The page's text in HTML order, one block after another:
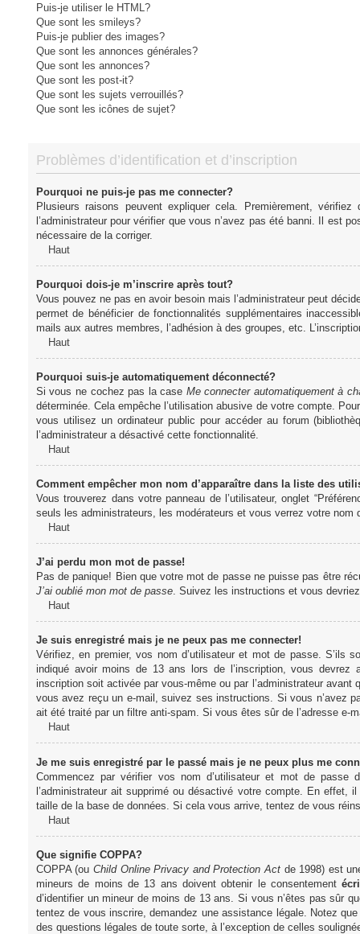
Puis-je utiliser le HTML?
Que sont les smileys?
Puis-je publier des images?
Que sont les annonces générales?
Que sont les annonces?
Que sont les post-it?
Que sont les sujets verrouillés?
Que sont les icônes de sujet?
Problèmes d’identification et d’inscription
Pourquoi ne puis-je pas me connecter?
Plusieurs raisons peuvent expliquer cela. Premièrement,
l’administrateur pour vérifier que vous n’avez pas été banni. Il est
nécessaire de la corriger.
Haut
Pourquoi dois-je m’inscrire après tout?
Vous pouvez ne pas en avoir besoin mais l’administrateur peut
permet de bénéficier de fonctionnalités supplémentaires
mails aux autres membres, l’adhésion à des groupes, etc.
Haut
Pourquoi suis-je automatiquement déconnecté?
Si vous ne cochez pas la case Me connecter automatiquement à
déterminée. Cela empêche l’utilisation abusive de votre compte.
vous utilisez un ordinateur public pour accéder au forum
l’administrateur a désactivé cette fonctionnalité.
Haut
Comment empêcher mon nom d’apparaître dans la liste des
Vous trouverez dans votre panneau de l’utilisateur, onglet
seuls les administrateurs, les modérateurs et vous verrez votre
Haut
J’ai perdu mon mot de passe!
Pas de panique! Bien que votre mot de passe ne puisse pas être
J’ai oublié mon mot de passe. Suivez les instructions et vous
Haut
Je suis enregistré mais je ne peux pas me connecter!
Vérifiez, en premier, vos nom d’utilisateur et mot de passe.
indiqué avoir moins de 13 ans lors de l’inscription, vous
inscription soit activée par vous-même ou par l’administrateur
vous avez reçu un e-mail, suivez ses instructions. Si vous n’avez
ait été traité par un filtre anti-spam. Si vous êtes sûr de l’adresse e-
Haut
Je me suis enregistré par le passé mais je ne peux plus me
Commencez par vérifier vos nom d’utilisateur et mot de
l’administrateur ait supprimé ou désactivé votre compte. En effet,
taille de la base de données. Si cela vous arrive, tentez de vous
Haut
Que signifie COPPA?
COPPA (ouChild Online Privacy and Protection Act de 1998) est
mineurs de moins de 13 ans doivent obtenir le consentement
d’identifier un mineur de moins de 13 ans. Si vous n’êtes pas sûr
tentez de vous inscrire, demandez une assistance légale. Notez
des questions légales de toute sorte, à l’exception de celles